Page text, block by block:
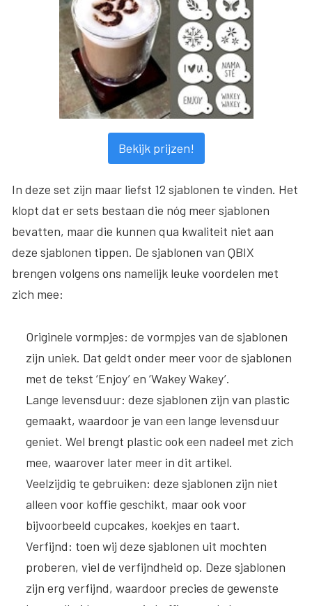
Bekijk prijzen!
In deze set zijn maar liefst 12 sjablonen te vinden. Het
klopt dat er sets bestaan die nóg meer sjablonen
bevatten, maar die kunnen qua kwaliteit niet aan
deze sjablonen tippen. De sjablonen van QBIX
brengen volgens ons namelijk leuke voordelen met
zich mee:
Originele vormpjes: de vormpjes van de sjablonen
zijn uniek. Dat geldt onder meer voor de sjablonen
met de tekst ‘Enjoy’ en ‘Wakey Wakey’.
Lange levensduur: deze sjablonen zijn van plastic
gemaakt, waardoor je van een lange levensduur
geniet. Wel brengt plastic ook een nadeel met zich
mee, waarover later meer in dit artikel.
Veelzijdig te gebruiken: deze sjablonen zijn niet
alleen voor koffie geschikt, maar ook voor
bijvoorbeeld cupcakes, koekjes en taart.
Verfijnd: toen wij deze sjablonen uit mochten
proberen, viel de verfijndheid op. Deze sjablonen
zijn erg verfijnd, waardoor precies de gewenste